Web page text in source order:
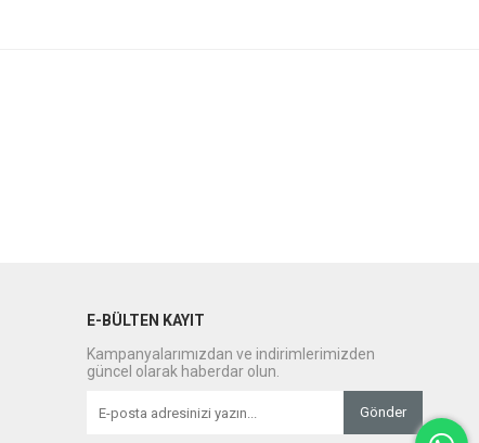
E-BÜLTEN KAYIT
Kampanyalarımızdan ve indirimlerimizden
güncel olarak haberdar olun.
Gönder